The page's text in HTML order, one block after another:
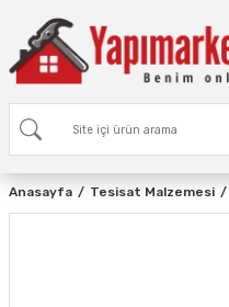
Anasayfa Tesisat Malzemesi